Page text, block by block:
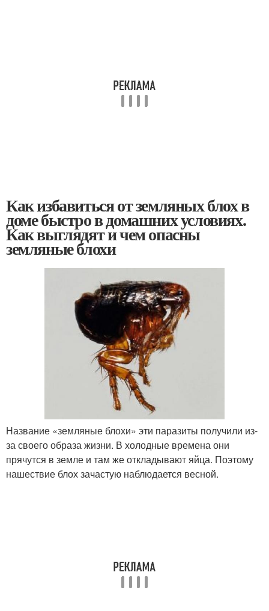
Как избавиться от земляных блох в
доме быстро в домашних условиях.
Как выглядят и чем опасны
земляные блохи
Название «земляные блохи» эти паразиты получили из-
за своего образа жизни. В холодные времена они
прячутся в земле и там же откладывают яйца. Поэтому
нашествие блох зачастую наблюдается весной.